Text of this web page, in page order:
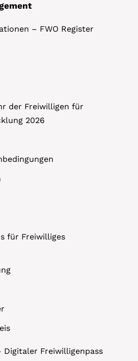
– FWO Register
der Freiwilligen für
2026
für Freiwilliges
Freiwilligenpass